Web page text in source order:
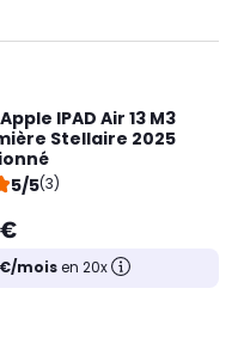
IPAD Air 13 M3
Stellaire 2025
5/5(3)
moisen 20x